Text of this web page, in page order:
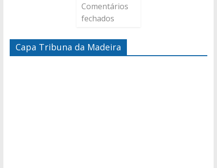
Comentários
fechados
Capa Tribuna da Madeira